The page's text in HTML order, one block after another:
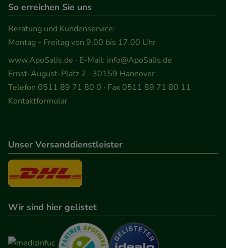
So erreichen Sie uns
Beratung und Kundenservice:
Montag - Freitag von 9.00 bis 17.00 Uhr
www.ApoSalis.de · E-Mail: info@ApoSalis.de
Ernst-August-Platz 2 · 30159 Hannover
Telefon 0511 89 71 80 0 · Fax 0511 89 71 80 11
Kontaktformular
Unser Versanddienstleister
Wir sind hier gelistet